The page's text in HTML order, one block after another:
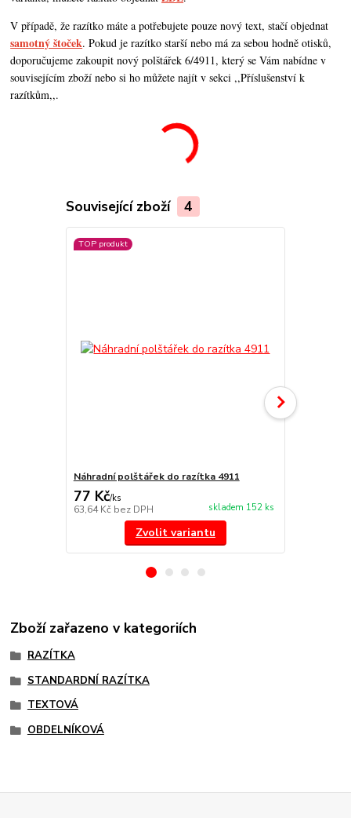
V případě, že razítko máte a potřebujete pouze nový text, stačí objednat
samotný štoček. Pokud je razítko starší nebo má za sebou hodně otisků,
doporučujeme zakoupit nový polštářek 6/4911, který se Vám nabídne v
souvisejícím zboží nebo si ho můžete najít v sekci ,,Příslušenství k
razítkům,,.
Související zboží 4
TOP produkt
Náhradní polštářek do razítka 4911
77 Kč/ks
63,64 Kč bez DPH skladem 152 ks
Zvolit variantu
Zboží zařazeno v kategoriích
RAZÍTKA
STANDARDNÍ RAZÍTKA
TEXTOVÁ
OBDELNÍKOVÁ